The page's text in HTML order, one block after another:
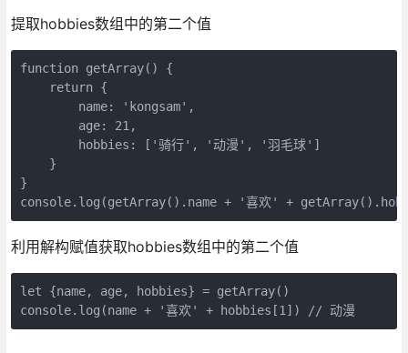
提取hobbies数组中的第二个值
function getArray() {
    return {
        name: 'kongsam',
        age: 21,
        hobbies: ['骑行', '动漫', '羽毛球']
    }
}
利用解构赋值获取hobbies数组中的第二个值
let {name, age, hobbies} = getArray()
console.log(name + '喜欢' + hobbies[1]) // 动漫